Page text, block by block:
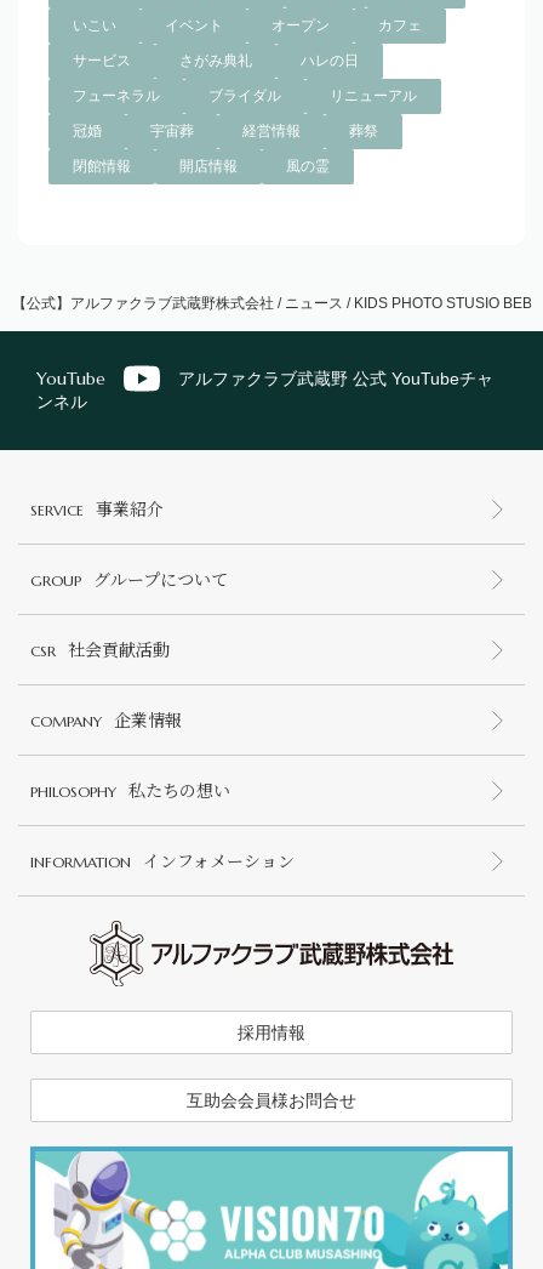
いこい イベント オープン カフェ
サービス さがみ典礼 ハレの日
フューネラル ブライダル リニューアル
冠婚 宇宙葬 経営情報 葬祭
閉館情報 開店情報 風の霊
【公式】アルファクラブ武蔵野株式会社 / ニュース / KIDS PHOTO STUSIO BEBE
YouTube
アルファクラブ武蔵野 公式 YouTubeチャ
ンネル
SERVICE 事業紹介
GROUP グループについて
CSR 社会貢献活動
COMPANY 企業情報
PHILOSOPHY 私たちの想い
INFORMATION インフォメーション
採用情報
互助会会員様お問合せ